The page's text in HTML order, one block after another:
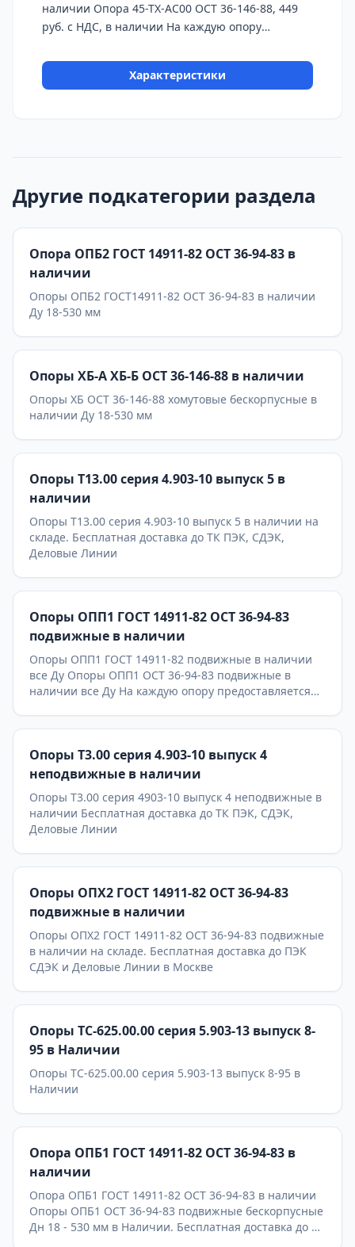
наличии Опора 45-ТХ-АС00 ОСТ 36-146-88, 449
руб. с НДС, в наличии На каждую опору
сертификаты на используемые материалы и
предоставляется Гарантия 24 месяца.
Характеристики
Другие подкатегории раздела
Опора ОПБ2 ГОСТ 14911-82 ОСТ 36-94-83 в
наличии
Опоры ОПБ2 ГОСТ14911-82 ОСТ 36-94-83 в наличии
Ду 18-530 мм
Опоры ХБ-А ХБ-Б ОСТ 36-146-88 в наличии
Опоры ХБ ОСТ 36-146-88 хомутовые бескорпусные в
наличии Ду 18-530 мм
Опоры Т13.00 серия 4.903-10 выпуск 5 в
наличии
Опоры Т13.00 серия 4.903-10 выпуск 5 в наличии на
складе. Бесплатная доставка до ТК ПЭК, СДЭК,
Деловые Линии
Опоры ОПП1 ГОСТ 14911-82 ОСТ 36-94-83
подвижные в наличии
Опоры ОПП1 ГОСТ 14911-82 подвижные в наличии
все Ду Опоры ОПП1 ОСТ 36-94-83 подвижные в
наличии все Ду На каждую опору предоставляется
Линии. Главное конкурентное преимущество
Астронэнерго - в наличии опоры на складе!
Опоры Т3.00 серия 4.903-10 выпуск 4
неподвижные в наличии
Опоры Т3.00 серия 4903-10 выпуск 4 неподвижные в
наличии Бесплатная доставка до ТК ПЭК, СДЭК,
Деловые Линии
Опоры ОПХ2 ГОСТ 14911-82 ОСТ 36-94-83
подвижные в наличии
Опоры ОПХ2 ГОСТ 14911-82 ОСТ 36-94-83 подвижные
в наличии на складе. Бесплатная доставка до ПЭК
СДЭК и Деловые Линии в Москве
Опоры ТС-625.00.00 серия 5.903-13 выпуск 8-
95 в Наличии
Опоры ТС-625.00.00 серия 5.903-13 выпуск 8-95 в
Наличии
Опора ОПБ1 ГОСТ 14911-82 ОСТ 36-94-83 в
наличии
Опора ОПБ1 ГОСТ 14911-82 ОСТ 36-94-83 в наличии
Опоры ОПБ1 ОСТ 36-94-83 подвижные бескорпусные
Дн 18 - 530 мм в Наличии. Бесплатная доставка до ТК